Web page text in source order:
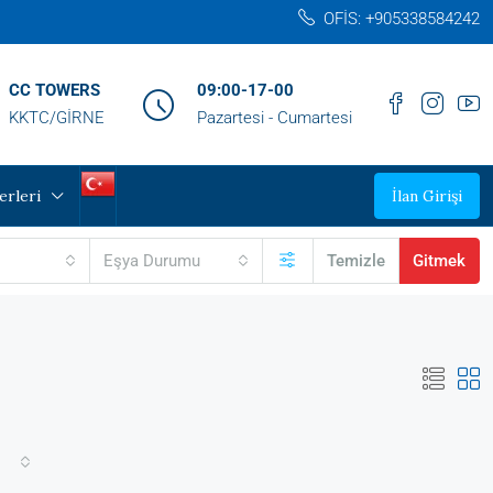
OFİS: +905338584242‬
CC TOWERS
KKTC/GİRNE
09:00-17-00
Pazartesi - Cumartesi
İlan Girişi
Eşya Durumu Temizle Gitmek